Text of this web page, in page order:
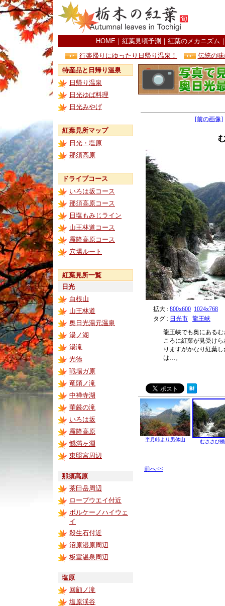
HOME ｜ 紅葉見頃予測 ｜ 紅葉のメカニズム
行楽帰りにゆったり日帰り温泉！
伝統の
特産品と日帰り温泉
日帰り温泉
日光ゆば料理
日光みやげ
紅葉見所マップ
日光・塩原
那須高原
ドライブコース
いろは坂コース
那須高原コース
日塩もみじライン
山王林道コース
霧降高原コース
穴場ルート
紅葉見所一覧
日光
白根山
山王林道
奥日光湯元温泉
湯ノ湖
湯滝
光徳
戦場ガ原
竜頭ノ滝
中禅寺湖
華厳の滝
いろは坂
霧降高原
憾満ヶ淵
東照宮周辺
那須高原
茶臼岳周辺
ロープウエイ付近
ボルケーノハイウェ
イ
殺生石付近
沼原湿原周辺
板室温泉周辺
塩原
回顧ノ滝
塩原渓谷
[前の画像]
拡大 : 800x600 1024x768
タグ : 日光市
龍王峡
龍王峡でも奥にある
ころに紅葉が見受け
りますがかなり紅葉
は…。
半月峠より男体山 むささび
前へ<<